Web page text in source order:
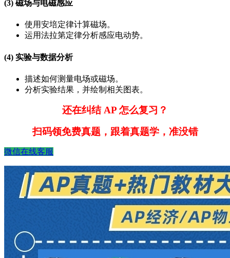
(3) 磁场与电磁感应
使用安培定律计算磁场。
运用法拉第定律分析感应电动势。
(4) 实验与数据分析
描述如何测量电场或磁场。
分析实验结果，并绘制相关图表。
还在纠结 AP 怎么复习？
扫码领免费真题，跟着真题学，准没错
微信在线客服